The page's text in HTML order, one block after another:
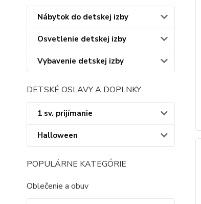
Nábytok do detskej izby
Osvetlenie detskej izby
Vybavenie detskej izby
DETSKÉ OSLAVY A DOPLNKY
1 sv. prijímanie
Halloween
POPULÁRNE KATEGÓRIE
Oblečenie a obuv